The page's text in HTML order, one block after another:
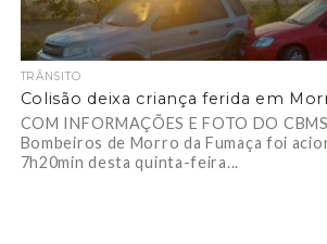
TRÂNSITO
Colisão deixa criança ferida em
COM INFORMAÇÕES E FOTO DO
Bombeiros de Morro da Fumaça foi
7h20min desta quinta-feira...